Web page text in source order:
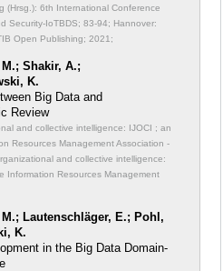
(Hrsg.): 6th International Conference
Security-IoTBDS; 83-94; Hannover:
Open Publishing; 2021;
Shakir, A.;
K.
Big Data and
Review
and collective intelligence: IJOCI ; an
Resources Management Association -
and collective intelligence:
Information Resources Management
Lautenschläger, E.; Pohl,
K.
in the Big Data Domain-